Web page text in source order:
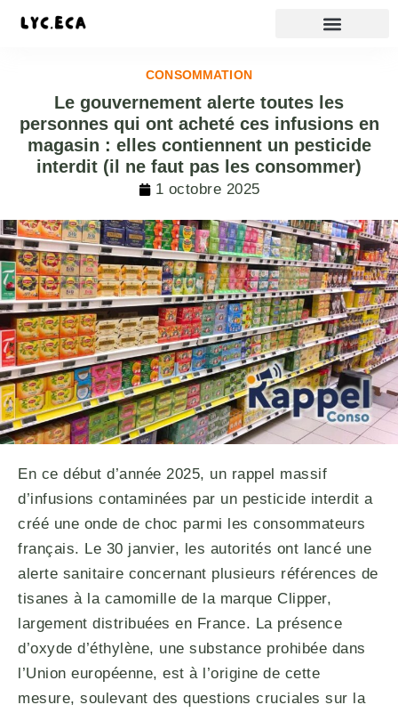
CONSOMMATION
Le gouvernement alerte toutes les
personnes qui ont acheté ces infusions en
magasin : elles contiennent un pesticide
interdit (il ne faut pas les consommer)
1 octobre 2025
En ce début d’année 2025, un rappel massif
d’infusions contaminées par un pesticide interdit a
créé une onde de choc parmi les consommateurs
français. Le 30 janvier, les autorités ont lancé une
alerte sanitaire concernant plusieurs références de
tisanes à la camomille de la marque Clipper,
largement distribuées en France. La présence
d’oxyde d’éthylène, une substance prohibée dans
l’Union européenne, est à l’origine de cette
mesure, soulevant des questions cruciales sur la